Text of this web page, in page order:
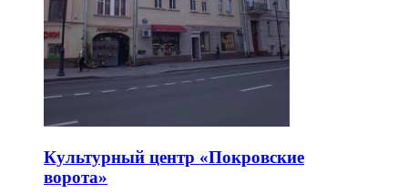
Культурный центр «Покровские
ворота»